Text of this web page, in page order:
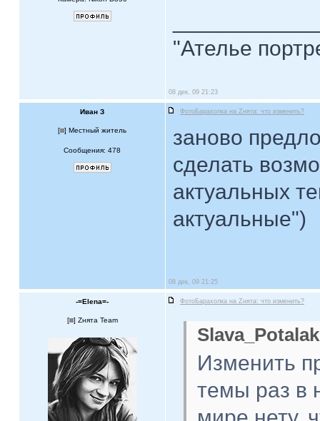
"Ателье
08 дек, 09 21:23
Иван З ФотоБарахолка на Zнята: что изменить?
[ ] Местный житель
Сообщения: 478
заново
сделать
актуальных
актуальные")
08 дек, 09 21:25
-=Elena=- ФотоБарахолка на Zнята: что изменить?
[ ] Zнята Team
Изменить
темы раз в